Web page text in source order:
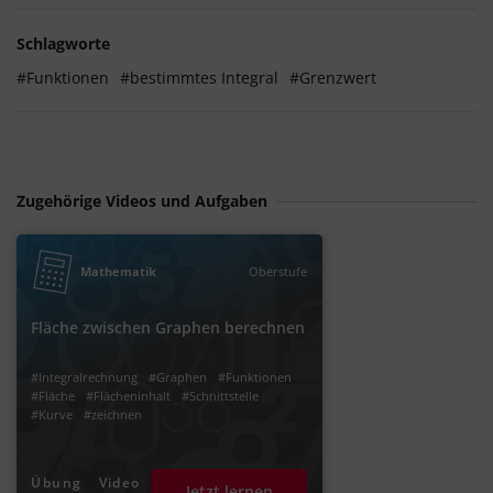
Schlagworte
#Funktionen #bestimmtes Integral #Grenzwert
Zugehörige Videos und Aufgaben
Mathematik Oberstufe
Fläche zwischen Graphen berechnen
#Integralrechnung #Graphen
#Funktionen
#Fläche
#Flächeninhalt
#Schnittstelle
#Kurve
#zeichnen
Übung Video